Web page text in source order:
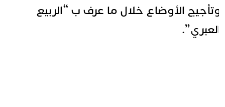
الأوضاع خلال ما عرف ب “الربيع